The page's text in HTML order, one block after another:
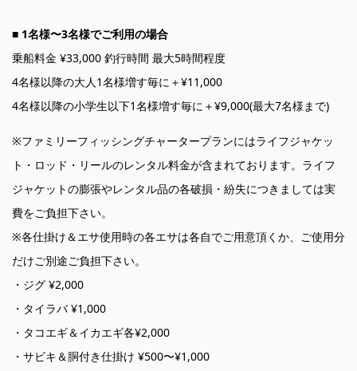
■ 1名様〜3名様でご利用の場合
乗船料金 ¥33,000 釣行時間 最大5時間程度
4名様以降の大人1名様増す毎に＋¥11,000
4名様以降の小学生以下1名様増す毎に＋¥9,000(最大7名様まで)
※ファミリーフィッシングチャータープランにはライフジャケッ
ト・ロッド・リールのレンタル料金が含まれております。ライフ
ジャケットの膨張やレンタル品の各破損・紛失につきましては実
費をご負担下さい。
※各仕掛け＆エサ使用時の各エサは各自でご用意頂くか、ご使用分
だけご別途ご負担下さい。
・ジグ ¥2,000
・タイラバ ¥1,000
・タコエギ＆イカエギ各¥2,000
・サビキ＆胴付き仕掛け ¥500〜¥1,000